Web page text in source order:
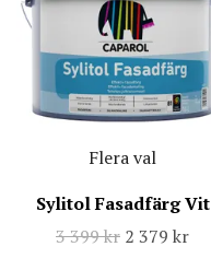
Flera val
Sylitol Fasadfärg Vit
3 399 kr 2 379 kr